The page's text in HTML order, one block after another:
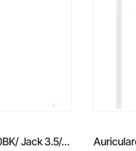
Auriculares Intrauditivos Aiwa ESTM-50USB-C/WT/ con Micrófono/ USB Tipo-C/ Blancos